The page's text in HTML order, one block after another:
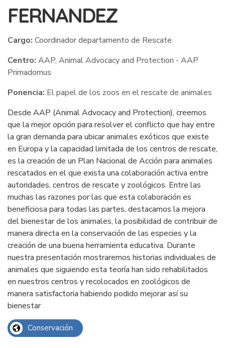
FERNANDEZ
Cargo: Coordinador departamento de Rescate
Centro: AAP, Animal Advocacy and Protection - AAP
Primadomus
Ponencia: El papel de los zoos en el rescate de animales
Desde AAP (Animal Advocacy and Protection), creemos
que la mejor opción para resolver el conflicto que hay entre
la gran demanda para ubicar animales exóticos que existe
en Europa y la capacidad limitada de los centros de rescate,
es la creación de un Plan Nacional de Acción para animales
rescatados en el que exista una colaboración activa entre
autoridades, centros de rescate y zoológicos. Entre las
muchas las razones por las que esta colaboración es
beneficiosa para todas las partes, destacamos la mejora
del bienestar de los animales, la posibilidad de contribuir de
manera directa en la conservación de las especies y la
creación de una buena herramienta educativa. Durante
nuestra presentación mostraremos historias individuales de
animales que siguiendo esta teoría han sido rehabilitados
en nuestros centros y recolocados en zoológicos de
manera satisfactoria habiendo podido mejorar así su
bienestar
Conservación